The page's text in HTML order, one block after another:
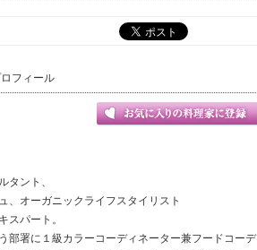
フィール
タント、
、オーガニックライフスタイリスト
スパート。
部署に１級カラーコーディネーター兼フードコーデ